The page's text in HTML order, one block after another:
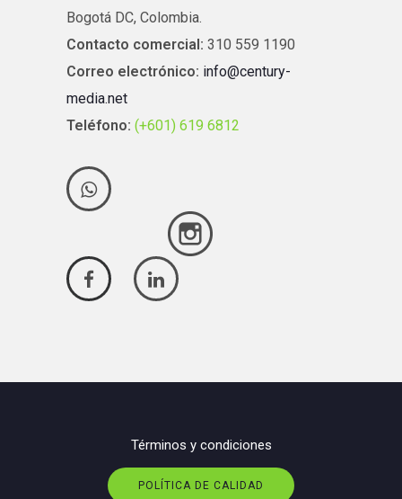
Bogotá DC, Colombia.
Contacto comercial: 310 559 1190
Correo electrónico: info@century-
media.net
Teléfono: (+601) 619 6812
Términos y condiciones
POLÍTICA DE CALIDAD